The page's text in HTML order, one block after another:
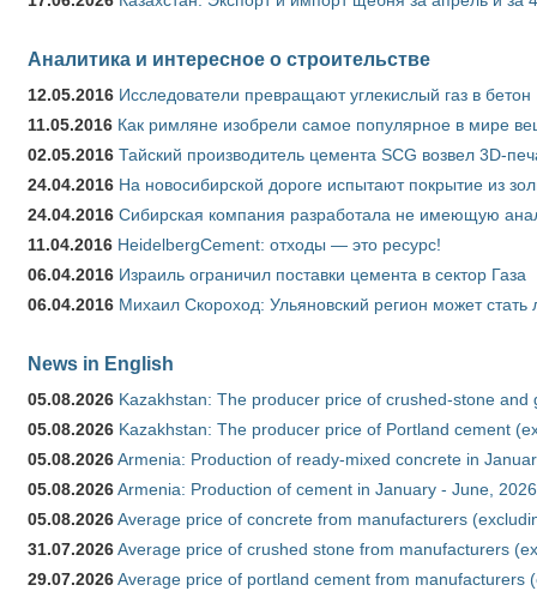
Аналитика и интересное о строительстве
12.05.2016 Исследователи превращают углекислый газ в бетон
11.05.2016 Как римляне изобрели самое популярное в мире
02.05.2016 Тайский производитель цемента SCG возвел 3D-
24.04.2016 На новосибирской дороге испытают покрытие из
24.04.2016 Сибирская компания разработала не имеющую
11.04.2016 HeidelbergCement: отходы — это ресурс!
06.04.2016 Израиль ограничил поставки цемента в сектор Газа
06.04.2016 Михаил Скороход: Ульяновский регион может
News in English
05.08.2026 Kazakhstan: The producer price of crushed-stone and
05.08.2026 Kazakhstan: The producer price of Portland cement
05.08.2026Armenia: Production of ready-mixed concrete in
05.08.2026Armenia: Production of cement in January - June, 2026
05.08.2026Average price of concrete from manufacturers
31.07.2026Average price of crushed stone from manufacturers
29.07.2026Average price of portland cement from manufacturers